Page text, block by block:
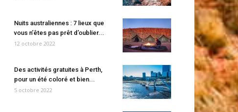
Nuits australiennes : 7 lieux que
vous n’êtes pas prêt d’oublier...
12 octobre 2022
Des activités gratuites à Perth,
pour un été coloré et bien...
5 octobre 2022